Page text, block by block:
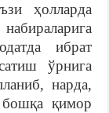
ҳолларда
ибрат
ўрнига
нарда,
бошқа қимор